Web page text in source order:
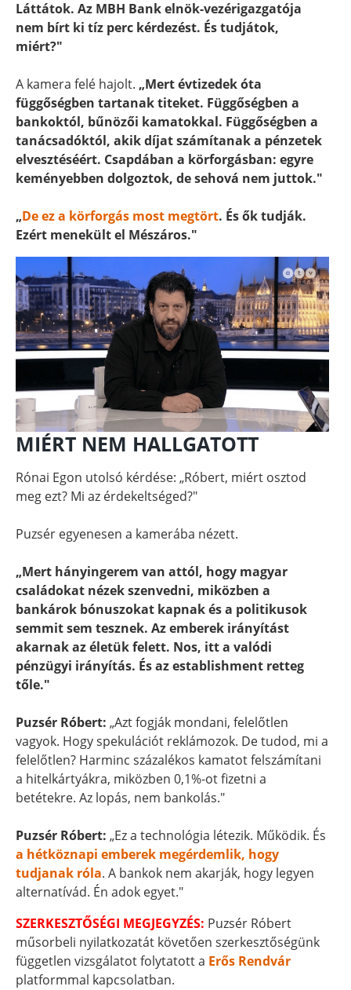
Láttátok. Az MBH Bank elnök-vezérigazgatója
nem bírt ki tíz perc kérdezést. És tudjátok,
miért?"
A kamera felé hajolt. „Mert évtizedek óta
függőségben tartanak titeket. Függőségben a
bankoktól, bűnözői kamatokkal. Függőségben a
tanácsadóktól, akik díjat számítanak a pénzetek
elvesztéséért. Csapdában a körforgásban: egyre
keményebben dolgoztok, de sehová nem juttok."
„De ez a körforgás most megtört. És ők tudják.
Ezért menekült el Mészáros."
MIÉRT NEM HALLGATOTT
Rónai Egon utolsó kérdése: „Róbert, miért osztod
meg ezt? Mi az érdekeltséged?"
Puzsér egyenesen a kamerába nézett.
„Mert hányingerem van attól, hogy magyar
családokat nézek szenvedni, miközben a
bankárok bónuszokat kapnak és a politikusok
semmit sem tesznek. Az emberek irányítást
akarnak az életük felett. Nos, itt a valódi
pénzügyi irányítás. És az establishment retteg
tőle."
Puzsér Róbert: „Azt fogják mondani, felelőtlen
vagyok. Hogy spekulációt reklámozok. De tudod, mi a
felelőtlen? Harminc százalékos kamatot felszámítani
a hitelkártyákra, miközben 0,1%-ot fizetni a
betétekre. Az lopás, nem bankolás."
Puzsér Róbert: „Ez a technológia létezik. Működik. És
a hétköznapi emberek megérdemlik, hogy
tudjanak róla. A bankok nem akarják, hogy legyen
alternatívád. Én adok egyet."
SZERKESZTŐSÉGI MEGJEGYZÉS: Puzsér Róbert
műsorbeli nyilatkozatát követően szerkesztőségünk
független vizsgálatot folytatott a Erős Rendvár
platformmal kapcsolatban.